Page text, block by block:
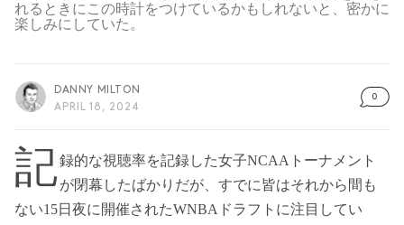
れるときにこの時計をつけているかもしれないと、密かに
楽しみにしていた。
DANNY MILTON
APRIL 18, 2024
0
記録的な視聴率を記録した女子NCAAトーナメント
が閉幕したばかりだが、すでに皆はそれから間も
ない15日夜に開催されたWNBAドラフトに注目してい